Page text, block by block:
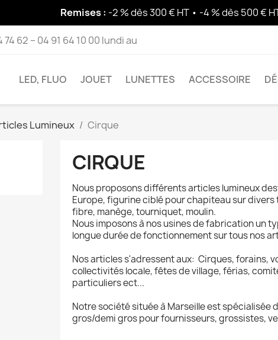
Remises : -2 % dès 300 € HT • -4 % dès 500 €
74 62 – 04 91 64 10 00 lundi au
LED, FLUO JOUET LUNETTES ACCESSOIRE
Lumineux Cirque
CIRQUE
Nous proposons différents articles lumineux
Europe, figurine ciblé pour chapiteau sur
fibre, manège, tourniquet, moulin.
Nous imposons à nos usines de fabrication un
longue durée de fonctionnement sur tous nos
Nos articles s'adressent aux: Cirques, forains,
collectivités locale, fêtes de village, férias,
particuliers ect...
Notre société située à Marseille est
gros/demi gros pour fournisseurs, grossistes,